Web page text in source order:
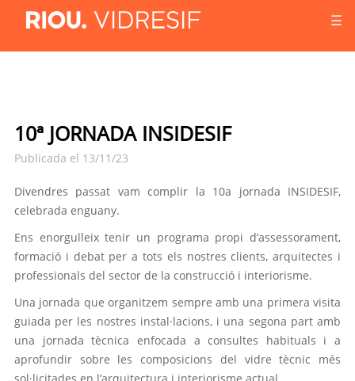
☰
10ª JORNADA INSIDESIF
Publicada el 13/11/23
Divendres passat vam complir la 10a jornada INSIDESIF,
celebrada enguany.
Ens enorgulleix tenir un programa propi d’assessorament,
formació i debat per a tots els nostres clients, arquitectes i
professionals del sector de la construcció i interiorisme.
Una jornada que organitzem sempre amb una primera visita
guiada per les nostres instal·lacions, i una segona part amb
una jornada tècnica enfocada a consultes habituals i a
aprofundir sobre les composicions del vidre tècnic més